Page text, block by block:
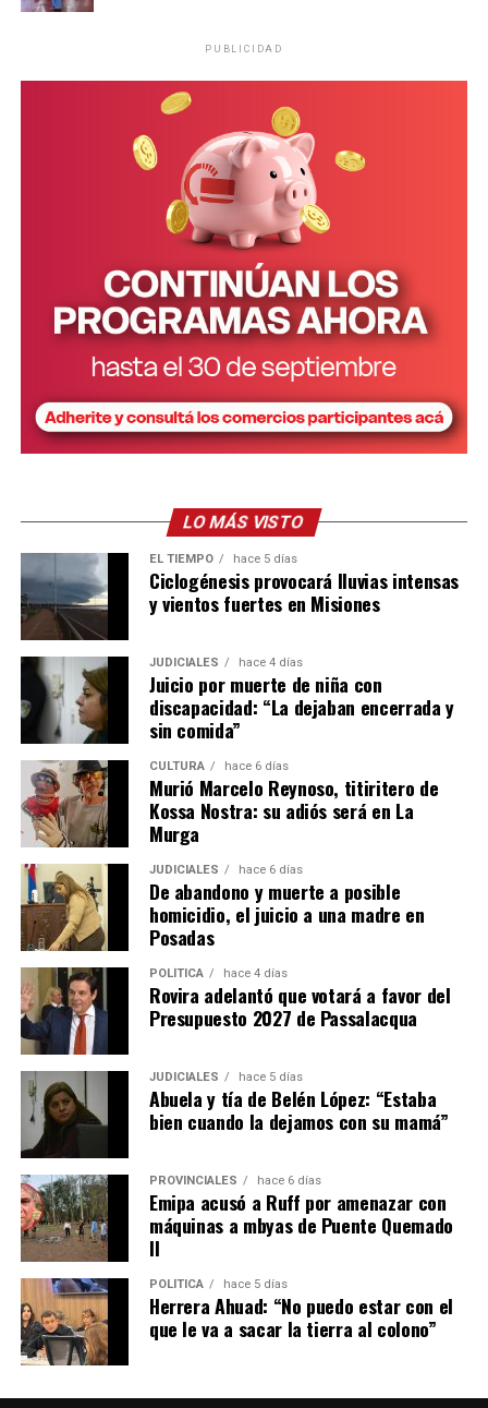
PUBLICIDAD
LO MÁS VISTO
EL TIEMPO hace 5 días
Ciclogénesis provocará lluvias intensas
y vientos fuertes en Misiones
JUDICIALES hace 4 días
Juicio por muerte de niña con
discapacidad: “La dejaban encerrada y
sin comida”
CULTURA hace 6 días
Murió Marcelo Reynoso, titiritero de
Kossa Nostra: su adiós será en La
Murga
JUDICIALES hace 6 días
De abandono y muerte a posible
homicidio, el juicio a una madre en
Posadas
POLÍTICA hace 4 días
Rovira adelantó que votará a favor del
Presupuesto 2027 de Passalacqua
JUDICIALES hace 5 días
Abuela y tía de Belén López: “Estaba
bien cuando la dejamos con su mamá”
PROVINCIALES hace 6 días
Emipa acusó a Ruff por amenazar con
máquinas a mbyas de Puente Quemado
II
POLÍTICA hace 5 días
Herrera Ahuad: “No puedo estar con el
que le va a sacar la tierra al colono”